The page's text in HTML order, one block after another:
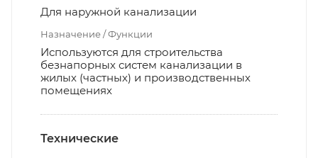
Для наружной канализации
Назначение / Функции
Используются для строительства
безнапорных систем канализации в
жилых (частных) и производственных
помещениях
Технические